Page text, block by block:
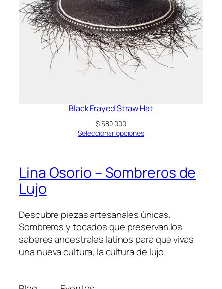
Black Frayed Straw Hat
$580,000
Seleccionar opciones
Lina Osorio – Sombreros de
Lujo
Descubre piezas artesanales únicas.
Sombreros y tocados que preservan los
saberes ancestrales latinos para que vivas
una nueva cultura, la cultura de lujo.